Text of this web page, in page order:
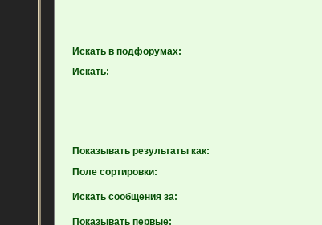
Искать в подфорумах:
Искать:
Показывать результаты как:
Поле сортировки:
Искать сообщения за:
Показывать первые: